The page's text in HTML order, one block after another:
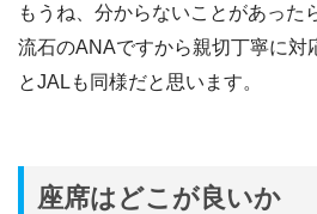
もうね、分からないことがあった
流石のANAですから親切丁寧に対
とJALも同様だと思います。
座席はどこが良いか